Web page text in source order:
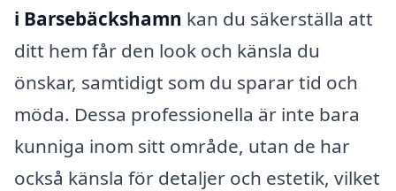
i Barsebäckshamn kan du säkerställa att
ditt hem får den look och känsla du
önskar, samtidigt som du sparar tid och
möda. Dessa professionella är inte bara
kunniga inom sitt område, utan de har
också känsla för detaljer och estetik, vilket